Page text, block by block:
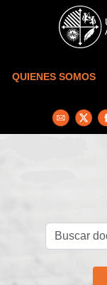
Skip to main content
QUIENES SOMOS